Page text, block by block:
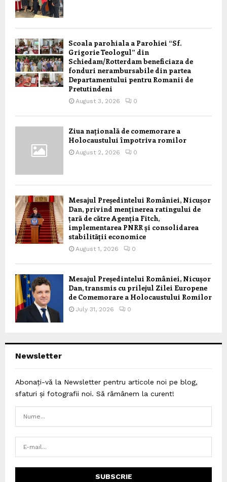
Scoala parohiala a Parohiei “Sf.
Grigorie Teologul” din
Schiedam/Rotterdam beneficiaza de
fonduri nerambursabile din partea
Departamentului pentru Romanii de
Pretutindeni
August 3, 2026 0
Ziua națională de comemorare a
Holocaustului împotriva romilor
August 2, 2026 0
Mesajul Președintelui României, Nicușor
Dan, privind menținerea ratingului de
țară de către Agenția Fitch,
implementarea PNRR și consolidarea
stabilității economice
August 1, 2026 0
Mesajul Președintelui României, Nicușor
Dan, transmis cu prilejul Zilei Europene
de Comemorare a Holocaustului Romilor
July 31, 2026 0
Newsletter
Abonați-vă la Newsletter pentru articole noi pe blog,
sfaturi și fotografii noi. Să rămânem la curent!